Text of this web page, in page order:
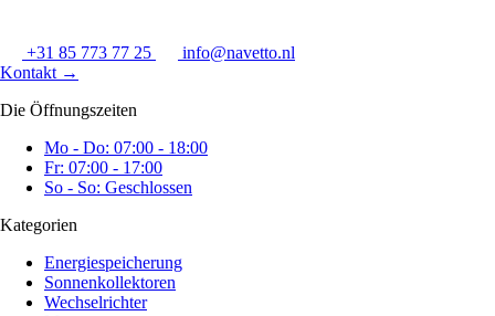
+31 85 773 77 25
info@navetto.nl
Kontakt →
Die Öffnungszeiten
Mo - Do: 07:00 - 18:00
Fr: 07:00 - 17:00
So - So: Geschlossen
Kategorien
Energiespeicherung
Sonnenkollektoren
Wechselrichter